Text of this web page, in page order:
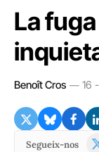
La
Benoît Cros 16
Segueix-nos
X